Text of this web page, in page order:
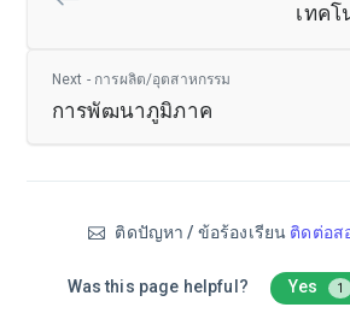
เทค
Next - การผลิต/อุตสาหกรรม
การพัฒนาภูมิภาค
ติดปัญหา / ข้อร้องเรียน ติดต่อส
Was this page helpful? Yes 1